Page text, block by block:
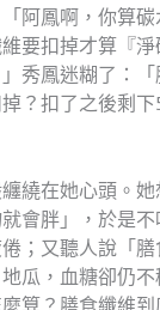
阿鳳啊，你算
要扣掉才算『
秀鳳迷糊了：
？扣了之後剩
繞在她心頭。
會胖」，於是
；又聽人說「
瓜，血糖卻仍不